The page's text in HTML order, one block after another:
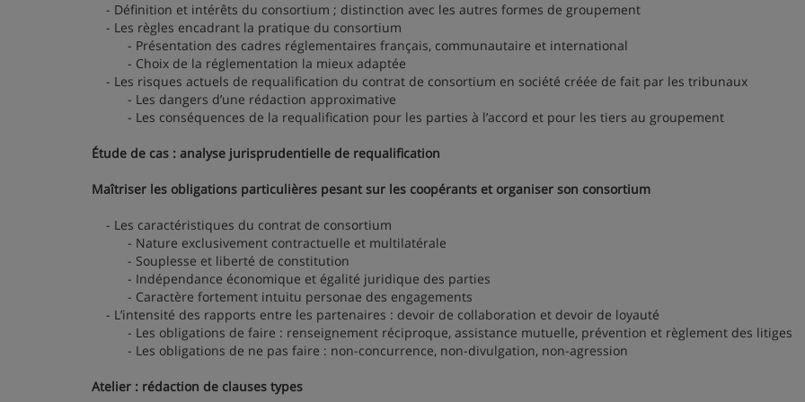
- Définition et intérêts du consortium ; distinction avec les autres formes de groupement
- Les règles encadrant la pratique du consortium
- Présentation des cadres réglementaires français, communautaire et international
- Choix de la réglementation la mieux adaptée
- Les risques actuels de requalification du contrat de consortium en société créée de fait par les tribunaux
- Les dangers d’une rédaction approximative
- Les conséquences de la requalification pour les parties à l’accord et pour les tiers au groupement
Étude de cas : analyse jurisprudentielle de requalification
Maîtriser les obligations particulières pesant sur les coopérants et organiser son consortium
- Les caractéristiques du contrat de consortium
- Nature exclusivement contractuelle et multilatérale
- Souplesse et liberté de constitution
- Indépendance économique et égalité juridique des parties
- Caractère fortement intuitu personae des engagements
- L’intensité des rapports entre les partenaires : devoir de collaboration et devoir de loyauté
- Les obligations de faire : renseignement réciproque, assistance mutuelle, prévention et règlement des litiges
- Les obligations de ne pas faire : non-concurrence, non-divulgation, non-agression
Atelier : rédaction de clauses types